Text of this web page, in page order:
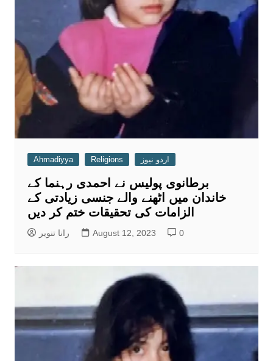
Ahmadiyya Religions اردو نیوز
برطانوی پولیس نے احمدی رہنما کے
خاندان میں اٹھنے والے جنسی زیادتی کے
الزامات کی تحقیقات ختم کر دیں
رانا تنویر August 12, 2023 0